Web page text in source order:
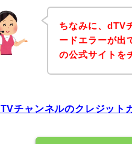
ちなみに、dTV
ードエラーが出
の公式サイトを
チャンネルのクレジット